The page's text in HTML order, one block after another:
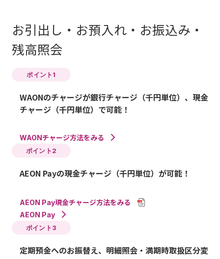
お引出し・お預入れ・お振込み・
残高照会
ポイント1
WAONのチャージが銀行チャージ（千円単位）、現金
チャージ（千円単位）で可能！
WAONチャージ方法をみる
ポイント2
AEON Payの現金チャージ（千円単位）が可能！
AEON Pay現金チャージ方法をみる
AEON Pay
ポイント3
定期預金へのお振替え、明細照会・満期時取扱区分変